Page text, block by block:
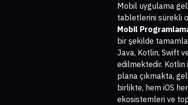
Mobil uygulama
tabletlerini sürekli
Mobil
bir şekilde
Java, Kotlin, Swift
edilmektedir. Kotlin
plana çıkmakta,
birlikte, hem iOS
ekosistemleri ve